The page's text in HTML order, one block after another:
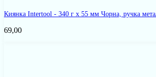
Киянка Intertool - 340 г х 55 мм Чорна, ручка
69,00